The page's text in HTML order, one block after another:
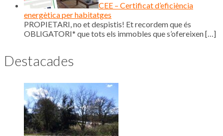
CEE – Certificat d’eficiència
energètica per habitatges
PROPIETARI, no et despistis! Et recordem que és
OBLIGATORI* que tots els immobles que s’ofereixen[…]
Destacades